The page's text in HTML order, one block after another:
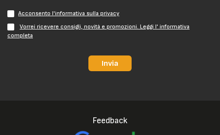
Acconsento l'informativa sulla privacy
Vorrei ricevere consigli, novità e promozioni. Leggi l' informativa
completa
Invia
Feedback